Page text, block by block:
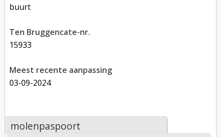
buurt
Ten Bruggencate-nr.
15933
Meest recente aanpassing
03-09-2024
molenpaspoort